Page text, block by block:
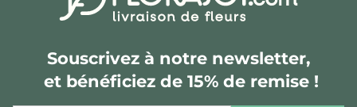
Souscrivez à notre newsletter,
et bénéficiez de 15% de remise !